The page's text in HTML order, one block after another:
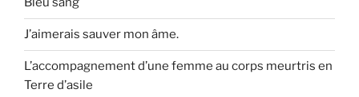
J’aimerais sauver mon âme.
L’accompagnement d’une femme au corps meurtris en
Terre d’asile